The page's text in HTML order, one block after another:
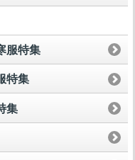
服特集
特集
集